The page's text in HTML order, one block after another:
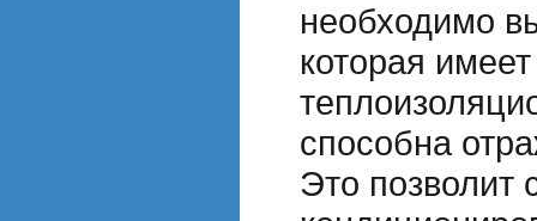
необходимо
которая
способна
Это позволит